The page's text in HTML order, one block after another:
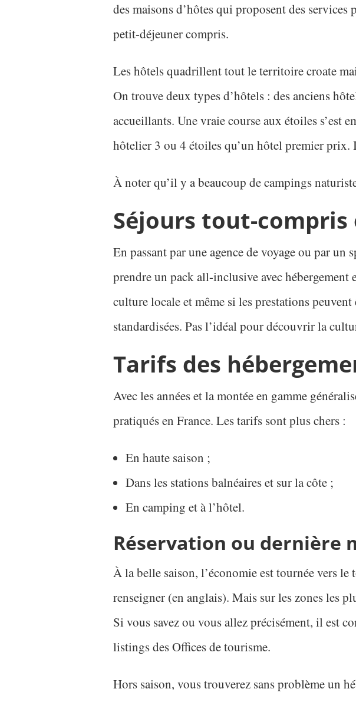
des maisons d’hôtes qui proposent des
petit-déjeuner compris.
Les hôtels quadrillent tout le territoire croate
On trouve deux types d’hôtels : des anciens
accueillants. Une vraie course aux étoiles s’est
hôtelier 3 ou 4 étoiles qu’un hôtel premier prix.
À noter qu’il y a beaucoup de campings
Séjours tout-compris
En passant par une agence de voyage ou par
prendre un pack all-inclusive avec hébergement
culture locale et même si les prestations
standardisées. Pas l’idéal pour découvrir la
Tarifs des
Avec les années et la montée en gamme
pratiqués en France. Les tarifs sont plus chers :
En haute saison ;
Dans les stations balnéaires et sur la côte ;
En camping et à l’hôtel.
Réservation ou dernière
À la belle saison, l’économie est tournée vers
renseigner (en anglais). Mais sur les zones les
Si vous savez ou vous allez précisément, il est
listings des Offices de tourisme.
Hors saison, vous trouverez sans problème un